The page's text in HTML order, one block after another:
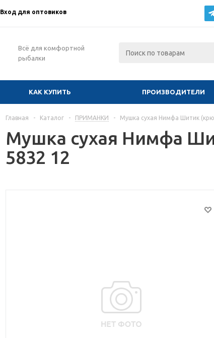
Вход для оптовиков
Всё для комфортной
рыбалки
КАК КУПИТЬ ПРОИЗВОДИТЕЛИ
Главная - Каталог - ПРИМАНКИ - Мушка сухая Нимфа Шитик
Мушка сухая Нимфа
5832 12